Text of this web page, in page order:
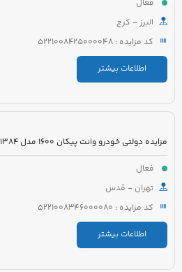
فعال
البرز - کرج
کد مزایده : 5221008425000048
اطلاعات بیشتر
فعال
تهران - قدس
کد مزایده : 5221008346000080
اطلاعات بیشتر